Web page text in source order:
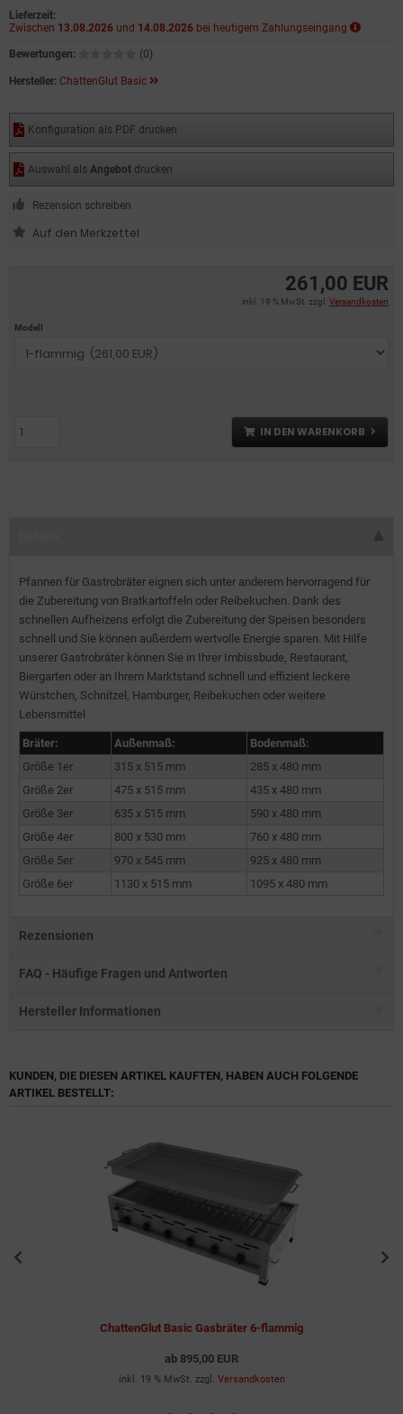
261,00 EUR
inkl. 19 % MwSt. zzgl. Versandkosten
Modell
IN DEN WARENKORB
Lieferzeit:
Zwischen 13.08.2026 und 14.08.2026 bei heutigem Zahlungseingang
Bewertungen: (0)
Hersteller: ChattenGlut Basic
Konfiguration als PDF drucken
Auswahl als Angebot drucken
Rezension schreiben
Pfannen für Gastrobräter eignen sich unter anderem hervorragend für
die Zubereitung von Bratkartoffeln oder Reibekuchen. Dank des
schnellen Aufheizens erfolgt die Zubereitung der Speisen besonders
schnell und Sie können außerdem wertvolle Energie sparen. Mit Hilfe
unserer Gastrobräter können Sie in Ihrer Imbissbude, Restaurant,
Biergarten oder an Ihrem Marktstand schnell und effizient leckere
Würstchen, Schnitzel, Hamburger, Reibekuchen oder weitere
Lebensmittel
Bräter: Außenmaß:
Bodenmaß:
Größe 1er
315 x 515 mm
285 x 480 mm
Größe 2er
475 x 515 mm
435 x 480 mm
Größe 3er
635 x 515 mm
590 x 480 mm
Größe 4er
800 x 530 mm
760 x 480 mm
Größe 5er
970 x 545 mm
925 x 480 mm
Größe 6er
1130 x 515 mm 1095 x 480 mm
Rezensionen
FAQ - Häufige Fragen und Antworten
Hersteller Informationen
KUNDEN, DIE DIESEN ARTIKEL KAUFTEN, HABEN AUCH FOLGENDE
ARTIKEL BESTELLT:
ChattenGlut Basic Gasbräter 6-flammig
ab 895,00 EUR
inkl. 19 % MwSt. zzgl. Versandkosten